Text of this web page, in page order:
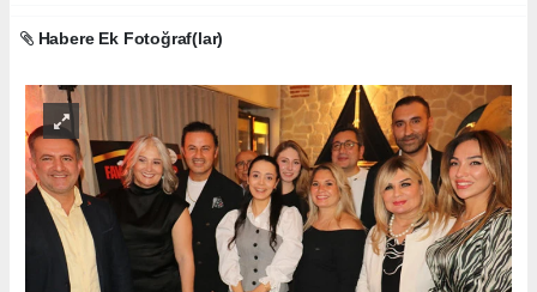
Habere Ek Fotoğraf(lar)